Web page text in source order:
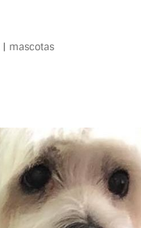
| mascotas